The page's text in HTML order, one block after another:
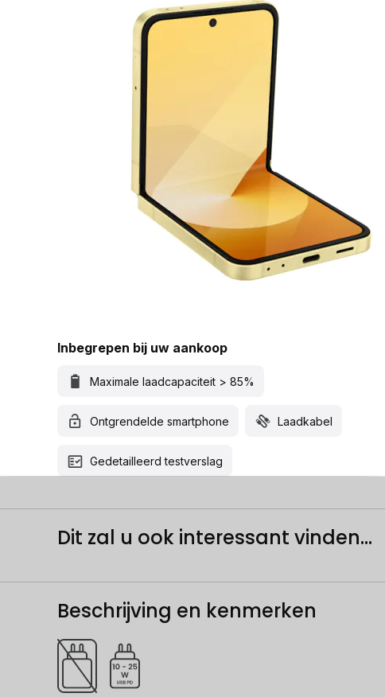
Inbegrepen bij uw aankoop
Maximale laadcapaciteit > 85%
Ontgrendelde smartphone Laadkabel
Gedetailleerd testverslag
Dit zal u ook interessant vinden...
Beschrijving en kenmerken